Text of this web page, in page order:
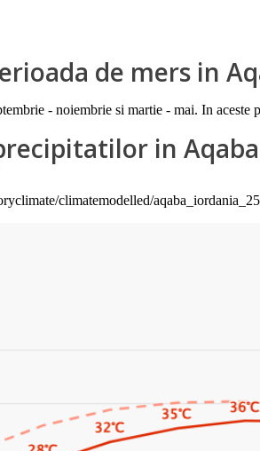
de mers in
- noiembrie si martie - mai. In
in Aqaba
climatemodelled/